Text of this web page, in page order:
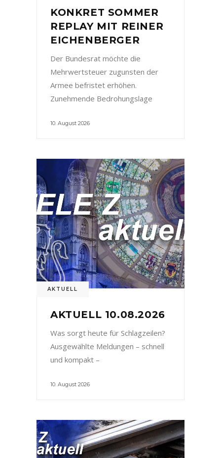
KONKRET SOMMER
REPLAY MIT REINER
EICHENBERGER
Der Bundesrat möchte die
Mehrwertsteuer zugunsten der
Armee befristet erhöhen.
Zunehmende Bedrohungslage
10. August 2026
AKTUELL
AKTUELL 10.08.2026
Was sorgt heute für Schlagzeilen?
Ausgewählte Meldungen – schnell
und kompakt –
10. August 2026